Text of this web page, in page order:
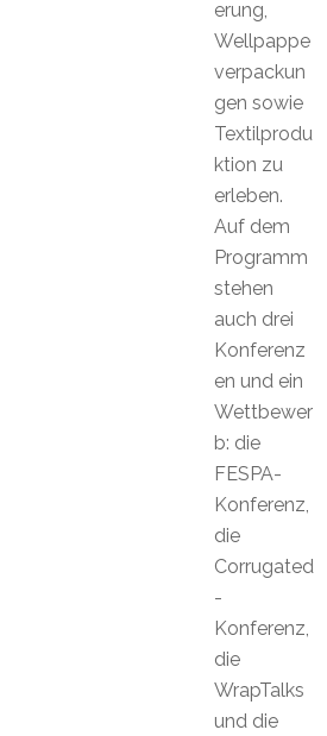
erung,
Wellpappe
verpackun
gen sowie
Textilprodu
ktion zu
erleben.
Auf dem
Programm
stehen
auch drei
Konferenz
en und ein
Wettbewer
b: die
FESPA-
Konferenz,
die
Corrugated
-
Konferenz,
die
WrapTalks
und die